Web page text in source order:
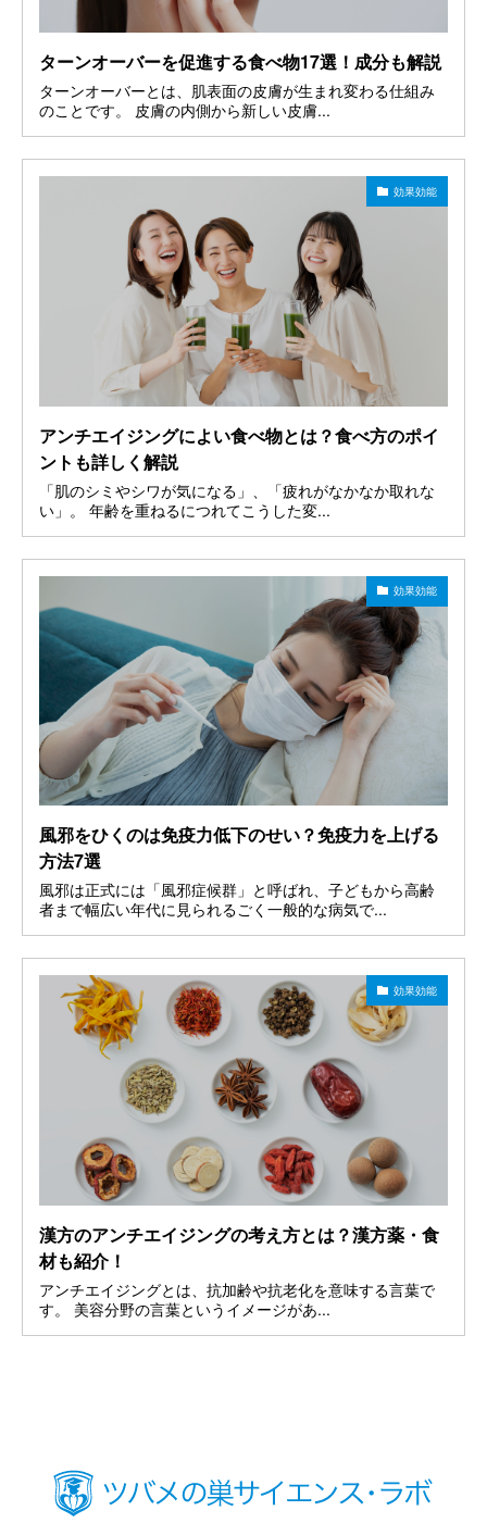
ターンオーバーを促進する食べ物17選！成分も解説
ターンオーバーとは、肌表面の皮膚が生まれ変わる仕組み
のことです。 皮膚の内側から新しい皮膚...
効果効能
アンチエイジングによい食べ物とは？食べ方のポイ
ントも詳しく解説
「肌のシミやシワが気になる」、「疲れがなかなか取れな
い」。 年齢を重ねるにつれてこうした変...
効果効能
風邪をひくのは免疫力低下のせい？免疫力を上げる
方法7選
風邪は正式には「風邪症候群」と呼ばれ、子どもから高齢
者まで幅広い年代に見られるごく一般的な病気で...
効果効能
漢方のアンチエイジングの考え方とは？漢方薬・食
材も紹介！
アンチエイジングとは、抗加齢や抗老化を意味する言葉で
す。 美容分野の言葉というイメージがあ...